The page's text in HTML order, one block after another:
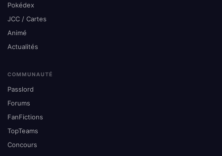
Pokédex
JCC / Cartes
Animé
Actualités
COMMUNAUTÉ
Passlord
Forums
FanFictions
TopTeams
Concours